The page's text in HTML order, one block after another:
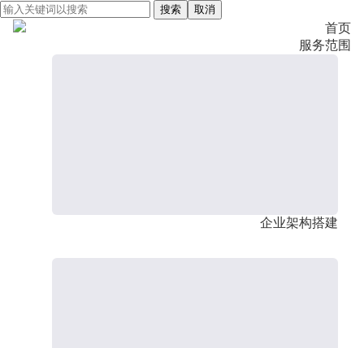
搜索 取消
首页
服务范围
企业架构搭建